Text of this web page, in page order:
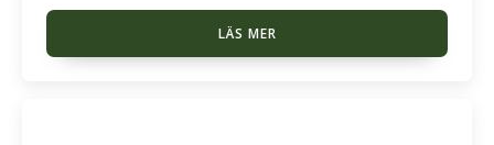
LÄS MER